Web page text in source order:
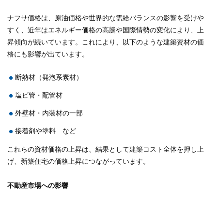
ナフサ価格は、原油価格や世界的な需給バランスの影響を受けや
すく、近年はエネルギー価格の高騰や国際情勢の変化により、上
昇傾向が続いています。これにより、以下のような建築資材の価
格にも影響が出ています。
断熱材（発泡系素材）
塩ビ管・配管材
外壁材・内装材の一部
接着剤や塗料 など
これらの資材価格の上昇は、結果として建築コスト全体を押し上
げ、新築住宅の価格上昇につながっています。
不動産市場への影響